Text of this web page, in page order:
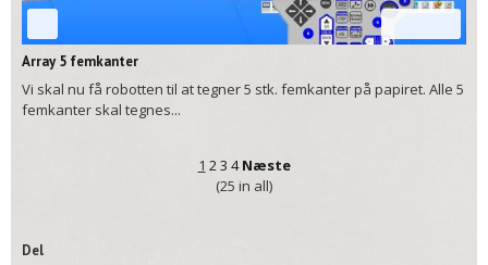
Array 5 femkanter
Vi skal nu få robotten til at tegner 5 stk. femkanter på papiret. Alle 5
femkanter skal tegnes...
1 23 4 Næste
(25 in all)
Del